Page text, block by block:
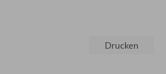
Drucken